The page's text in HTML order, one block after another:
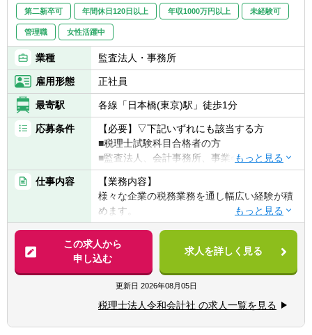
第二新卒可 年間休日120日以上 年収1000万円以上 未経験可
管理職 女性活躍中
業種 監査法人・事務所
雇用形態 正社員
最寄駅 各線「日本橋(東京)駅」徒歩1分
応募条件
【必要】▽下記いずれにも該当する方
■税理士試験科目合格者の方
■監査法人、会計事務所、事業会社経理何れ
かの経験を有する方となります。
【歓迎】
■税理士資格保有者
■官報合格者
仕事内容
【業務内容】
様々な企業の税務業務を通し幅広い経験が積
めます。
・税務相談、コンサルティング業務（連結納
税や組織再編等）
・税務デューデリジェンス
・各種税務申告書作成
・年末調整、確定申告業務
・法人設立に関する手続き及び届出
この求人から
申し込む
求人を詳しく見る
更新日 2026年08月05日
税理士法人令和会計社 の求人一覧を見る